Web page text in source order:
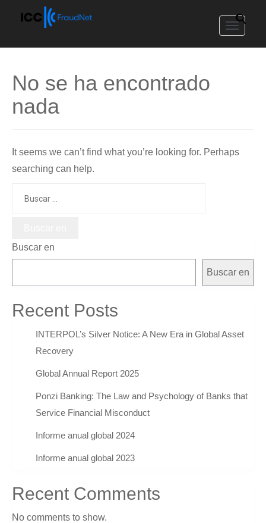
Toggle
No se ha encontrado
nada
It seems we can’t find what you’re looking for. Perhaps
searching can help.
Buscar en
Buscar en
Recent Posts
INTERPOL’s Silver Notice: A New Era in Global Asset
Recovery
Global Annual Report 2025
Ponzi Banking: The Law and Psychology of Banks that
Service Financial Misconduct
Informe anual global 2024
Informe anual global 2023
Recent Comments
No comments to show.